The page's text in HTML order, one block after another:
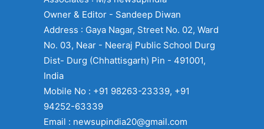
Owner & Editor - Sandeep Diwan
Address : Gaya Nagar, Street No. 02, Ward
No. 03, Near - Neeraj Public School Durg
Dist- Durg (Chhattisgarh) Pin - 491001,
India
Mobile No : +91 98263-23339, +91
94252-63339
Email : newsupindia20@gmail.com